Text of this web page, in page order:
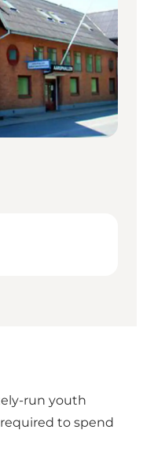
run youth
to spend